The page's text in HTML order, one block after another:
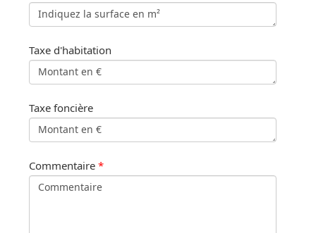
Taxe d'habitation
Taxe foncière
Commentaire *